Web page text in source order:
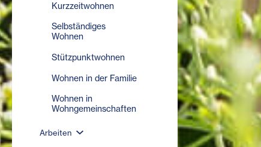
Kurzzeitwohnen
Selbständiges
Wohnen
Stützpunktwohnen
Wohnen in der Familie
Wohnen in
Wohngemeinschaften
Arbeiten